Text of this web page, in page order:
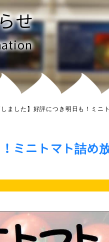
せ
しました】好評につき明日も！ミ
ミニトマト詰め